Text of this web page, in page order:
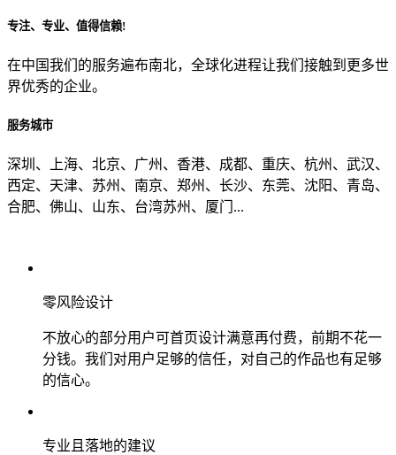
专注、专业、值得信赖!
在中国我们的服务遍布南北，全球化进程让我们接触到更多世
界优秀的企业。
服务城市
深圳、上海、北京、广州、香港、成都、重庆、杭州、武汉、
西定、天津、苏州、南京、郑州、长沙、东莞、沈阳、青岛、
合肥、佛山、山东、台湾苏州、厦门...
零风险设计
不放心的部分用户可首页设计满意再付费，前期不花一
分钱。我们对用户足够的信任，对自己的作品也有足够
的信心。
专业且落地的建议